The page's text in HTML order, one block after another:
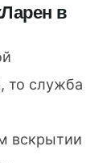
в
, то служба
вскрытии